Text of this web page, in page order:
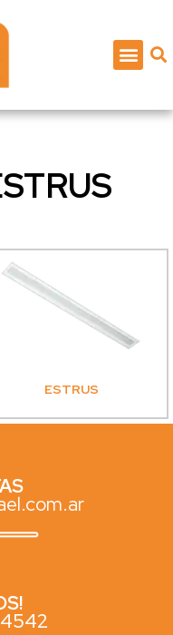
ESTRUS
4542